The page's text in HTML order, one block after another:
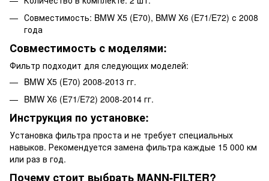
Совместимость: BMW X5 (E70), BMW X6 (E71/E72) с 2008
года
Совместимость с моделями:
Фильтр подходит для следующих моделей:
BMW X5 (E70) 2008-2013 гг.
BMW X6 (E71/E72) 2008-2014 гг.
Инструкция по установке:
Установка фильтра проста и не требует специальных
навыков. Рекомендуется замена фильтра каждые 15 000 км
или раз в год.
Почему стоит выбрать MANN-FILTER?